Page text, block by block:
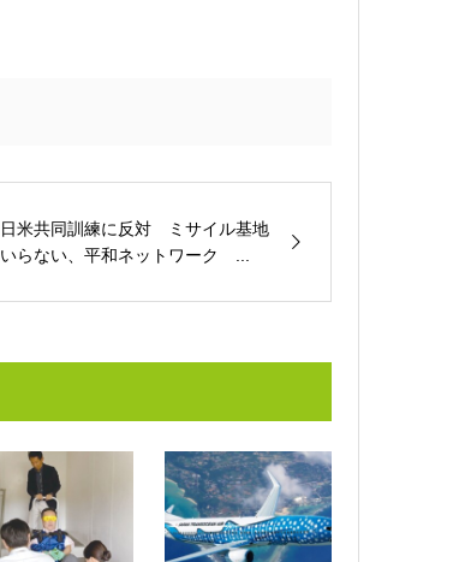
日米共同訓練に反対 ミサイル基地
いらない、平和ネットワーク ...